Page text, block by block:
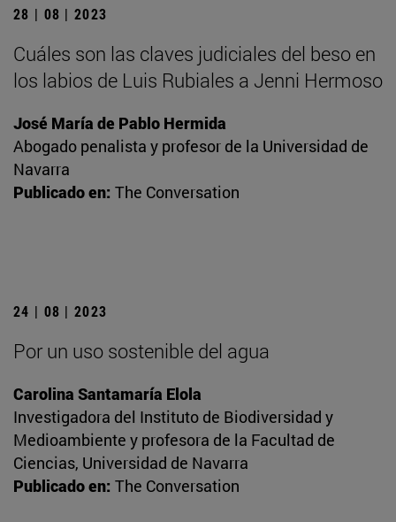
28 | 08 | 2023
Cuáles son las claves judiciales del beso en
los labios de Luis Rubiales a Jenni Hermoso
José María de Pablo Hermida
Abogado penalista y profesor de la Universidad de
Navarra
Publicado en: The Conversation
24 | 08 | 2023
Por un uso sostenible del agua
Carolina Santamaría Elola
Investigadora del Instituto de Biodiversidad y
Medioambiente y profesora de la Facultad de
Ciencias, Universidad de Navarra
Publicado en: The Conversation